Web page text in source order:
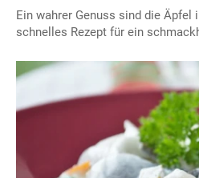
Ein wahrer Genuss sind die
schnelles Rezept für ein